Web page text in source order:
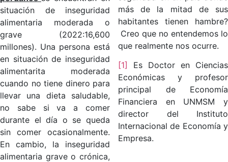
situación de inseguridad
alimentaria moderada o
grave (2022:16,600
millones). Una persona está
en situación de inseguridad
alimentarita moderada
cuando no tiene dinero para
llevar una dieta saludable,
no sabe si va a comer
durante el día o se queda
sin comer ocasionalmente.
En cambio, la inseguridad
alimentaria grave o crónica,
más de la mitad de sus
habitantes tienen hambre?
Creo que no entendemos lo
que realmente nos ocurre.
[1]
Es Doctor en Ciencias
Económicas y profesor
principal de Economía
Financiera en UNMSM y
director del Instituto
Internacional de Economía y
Empresa.